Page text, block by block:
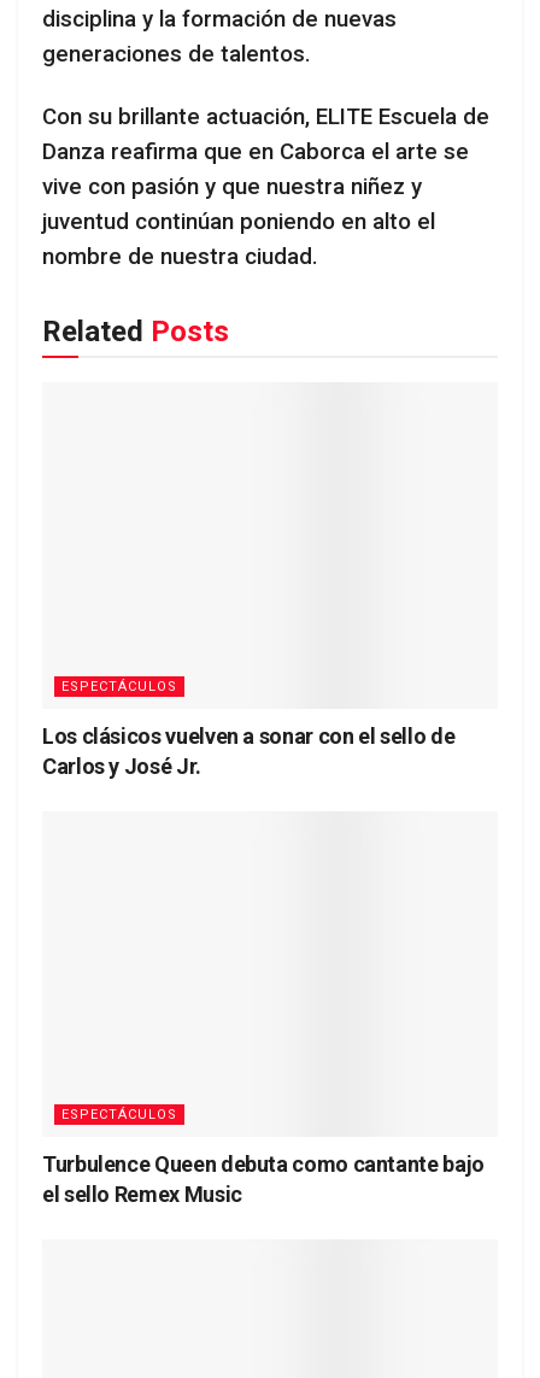
disciplina y la formación de nuevas
generaciones de talentos.
Con su brillante actuación, ELITE Escuela de
Danza reafirma que en Caborca el arte se
vive con pasión y que nuestra niñez y
juventud continúan poniendo en alto el
nombre de nuestra ciudad.
Related Posts
ESPECTÁCULOS
Los clásicos vuelven a sonar con el sello de
Carlos y José Jr.
ESPECTÁCULOS
Turbulence Queen debuta como cantante bajo
el sello Remex Music